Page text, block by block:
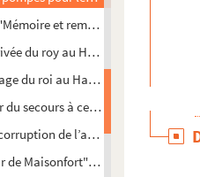
et remontrances tre's
du roy au Havre, et des fêtes
du roi au Havre. Extrait d’une
secours à ceux que l’on croit
de l’académie française,
de Maisonfort" sur son voyage de